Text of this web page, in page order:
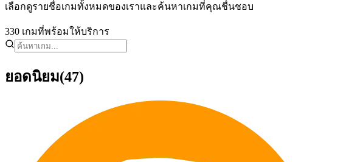
เลือกดูรายชื่อเกมทั้งหมดของเราและค้นหาเกมที่คุณชื่นชอบ
330 เกมที่พร้อมให้บริการ
ยอดนิยม(47)